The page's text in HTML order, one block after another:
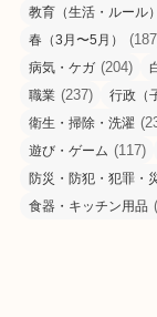
教育（生活・ルール）
春（3月〜5月）
病気・ケガ (204)
職業 (237) 行政（
衛生・掃除・洗濯
遊び・ゲーム (117)
防災・防犯・犯罪・
食器・キッチン用品